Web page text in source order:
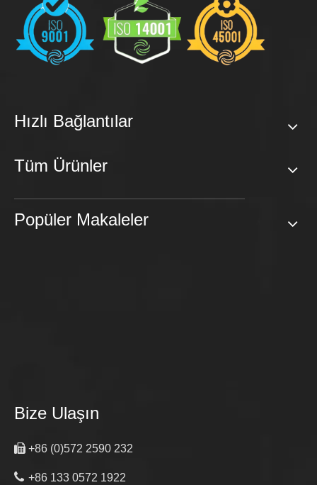
Hızlı Bağlantılar
Tüm Ürünler
Popüler Makaleler
Bize Ulaşın
 +86 (0)572 2590 232
 +86 133 0572 1922